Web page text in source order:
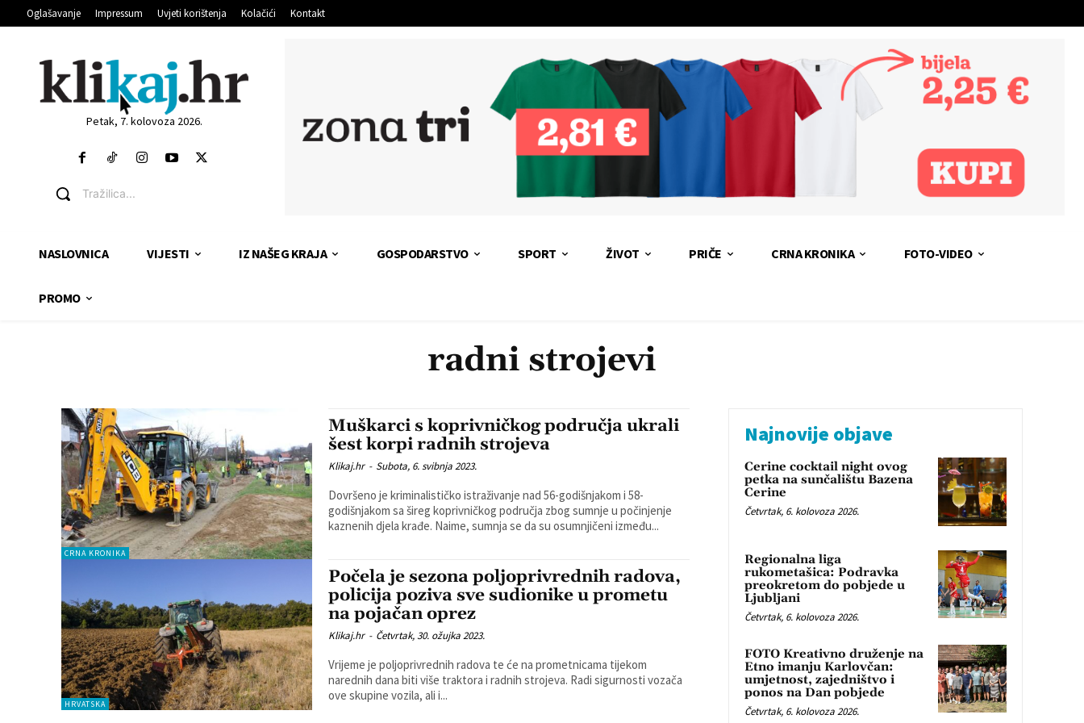
Oglašavanje Impressum Uvjeti korištenja Kolačići Kontakt
Petak, 7. kolovoza 2026.
Tražilica...
NASLOVNICA VIJESTI IZ NAŠEG KRAJA GOSPODARSTVO SPORT ŽIVOT PRIČE CRNA KRONIKA FOTO-VIDEO
PROMO
radni strojevi
CRNA KRONIKA
Muškarci s koprivničkog područja ukrali
šest korpi radnih strojeva
Klikaj.hr - Subota, 6. svibnja 2023.
Dovršeno je kriminalističko istraživanje nad 56-godišnjakom i 58-
godišnjakom sa šireg koprivničkog područja zbog sumnje u počinjenje
kaznenih djela krađe. Naime, sumnja se da su osumnjičeni između...
HRVATSKA
Počela je sezona poljoprivrednih radova,
policija poziva sve sudionike u prometu
na pojačan oprez
Klikaj.hr - Četvrtak, 30. ožujka 2023.
Vrijeme je poljoprivrednih radova te će na prometnicama tijekom
narednih dana biti više traktora i radnih strojeva. Radi sigurnosti vozača
ove skupine vozila, ali i...
Najnovije objave
Cerine cocktail night ovog
petka na sunčalištu Bazena
Cerine
Četvrtak, 6. kolovoza 2026.
Regionalna liga
rukometašica: Podravka
preokretom do pobjede u
Ljubljani
Četvrtak, 6. kolovoza 2026.
FOTO Kreativno druženje na
Etno imanju Karlovčan:
umjetnost, zajedništvo i
ponos na Dan pobjede
Četvrtak, 6. kolovoza 2026.